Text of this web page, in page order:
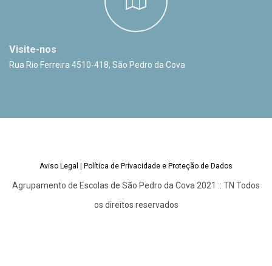
Visite-nos
Rua Rio Ferreira 4510-418, São Pedro da Cova
Aviso Legal Política de Privacidade e Proteção de Dados
Agrupamento de Escolas de São Pedro da Cova 2021 :: TN Todos
os direitos reservados